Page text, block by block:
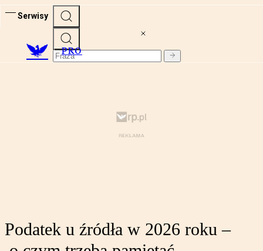
Serwisy
PRO
Podatek u źródła w 2026 roku –